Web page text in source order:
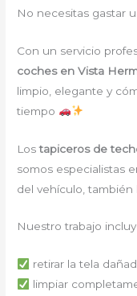
No necesitas gastar
Con un servicio
coches en Vista
limpio, elegante y
tiempo
Lostapiceros de
somos especialistas
del vehículo, también
Nuestro trabajo
retirar la tela
limpiar